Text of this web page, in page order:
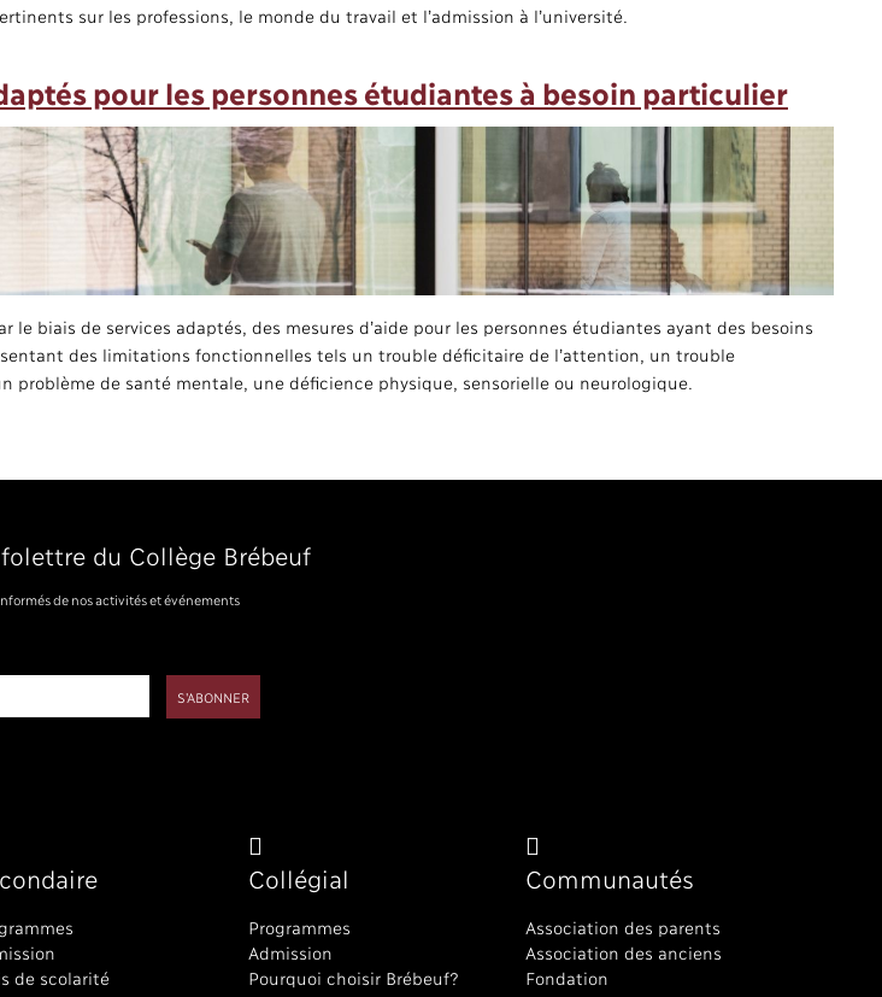
sur les professions, le monde du travail et l’admission à l’université.
pour les personnes étudiantes à besoin particulier
le biais de services adaptés, des mesures d’aide pour les personnes étudiantes ayant des besoins
des limitations fonctionnelles tels un trouble déficitaire de l’attention, un trouble
problème de santé mentale, une déficience physique, sensorielle ou neurologique.
du Collège Brébeuf
de nos activités et événements
de scolarité
Collégial
Programmes
Admission
Pourquoi choisir Brébeuf?
Communautés
Association des parents
Association des anciens
Fondation